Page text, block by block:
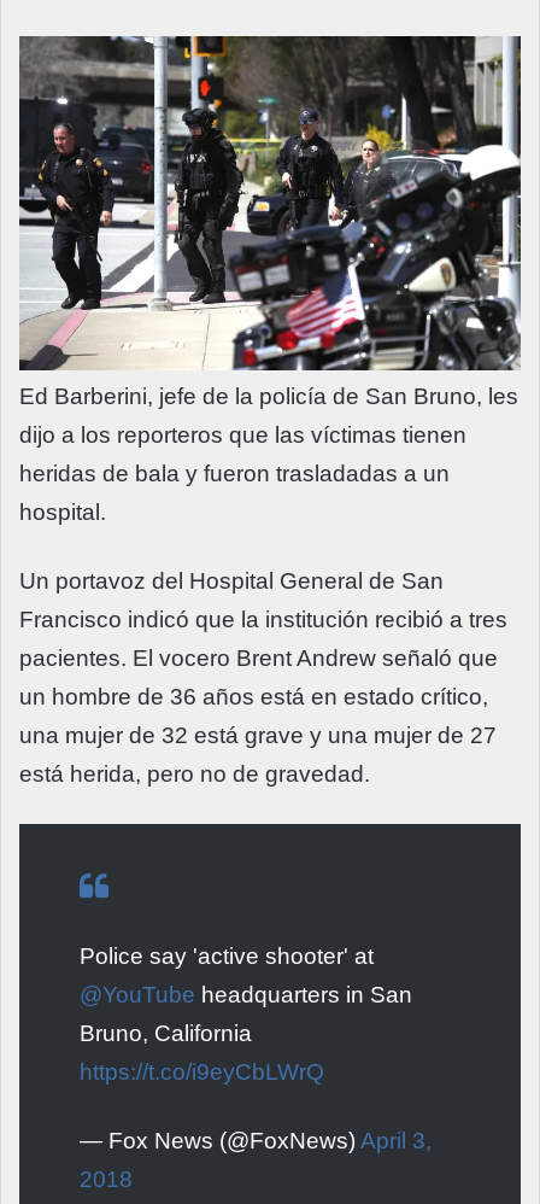
Ed Barberini, jefe de la policía de San Bruno, les
dijo a los reporteros que las víctimas tienen
heridas de bala y fueron trasladadas a un
hospital.
Un portavoz del Hospital General de San
Francisco indicó que la institución recibió a tres
pacientes. El vocero Brent Andrew señaló que
un hombre de 36 años está en estado crítico,
una mujer de 32 está grave y una mujer de 27
está herida, pero no de gravedad.
Police say 'active shooter' at
@YouTube headquarters in San
Bruno, California
https://t.co/i9eyCbLWrQ
— Fox News (@FoxNews)April 3,
2018